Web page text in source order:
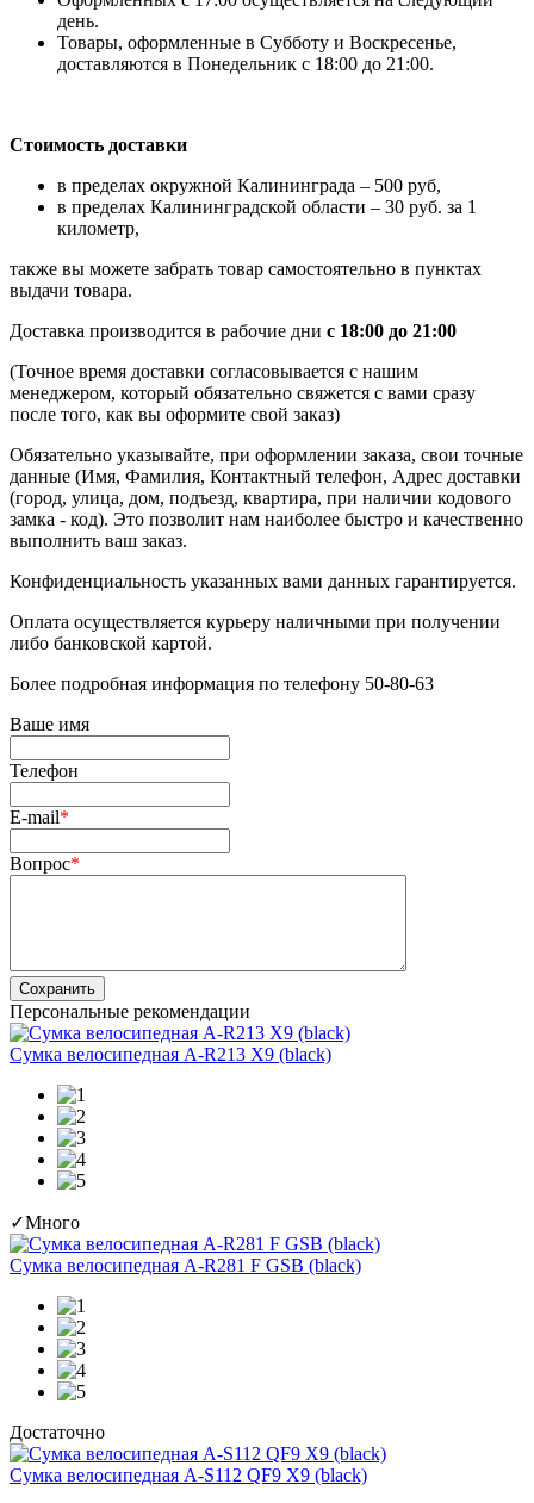
день.
Товары, оформленные в Субботу и Воскресенье,
доставляются в Понедельник с 18:00 до 21:00.
Стоимость доставки
в пределах окружной Калининграда – 500 руб,
в пределах Калининградской области – 30 руб. за 1
километр,
также вы можете забрать товар самостоятельно в пунктах
выдачи товара.
Доставка производится в рабочие дни с 18:00 до 21:00
(Точное время доставки согласовывается с нашим
менеджером, который обязательно свяжется с вами сразу
после того, как вы оформите свой заказ)
Обязательно указывайте, при оформлении заказа, свои точные
данные (Имя, Фамилия, Контактный телефон, Адрес доставки
(город, улица, дом, подъезд, квартира, при наличии кодового
замка - код). Это позволит нам наиболее быстро и качественно
выполнить ваш заказ.
Конфиденциальность указанных вами данных гарантируется.
Оплата осуществляется курьеру наличными при получении
либо банковской картой.
Более подробная информация по телефону 50-80-63
Ваше имя
Телефон
E-mail*
Вопрос*
Сохранить
Персональные рекомендации
Сумка велосипедная A-R213 X9 (black)
✓Много
Сумка велосипедная A-R281 F GSB (black)
Достаточно
Сумка велосипедная A-S112 QF9 X9 (black)